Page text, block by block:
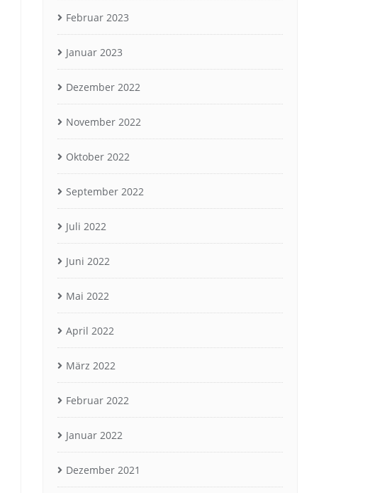
Februar 2023
Januar 2023
Dezember 2022
November 2022
Oktober 2022
September 2022
Juli 2022
Juni 2022
Mai 2022
April 2022
März 2022
Februar 2022
Januar 2022
Dezember 2021